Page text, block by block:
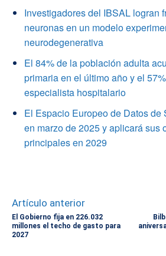
Investigadores del IBSAL logran
neuronas en un modelo
neurodegenerativa
El 84% de la población adulta
primaria en el último año y el
especialista hospitalario
El Espacio Europeo de Datos de
en marzo de 2025 y aplicará sus
principales en 2029
Artículo anterior
El Gobierno fija en 226.032
millones el techo de gasto para
2027